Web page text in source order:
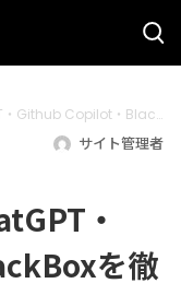
・BlackBoxを徹底比較！！
サイト管理者
・
を徹